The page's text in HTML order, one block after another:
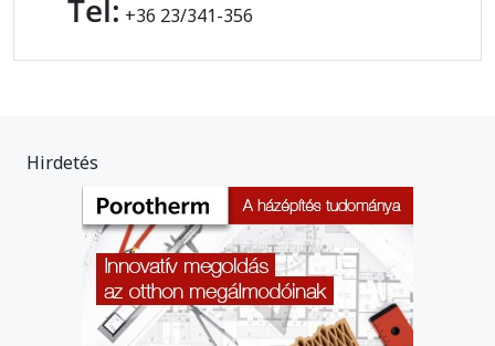
Tel: +36 23/341-356
Hirdetés